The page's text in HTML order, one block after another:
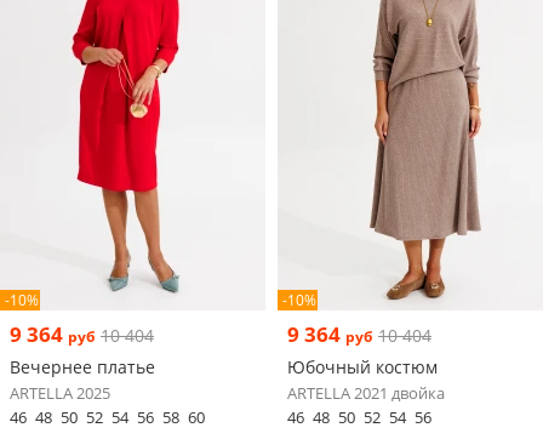
-10%
9 364 руб 10 404
Вечернее платье
ARTELLA 2025
46 48 50 52 54 56 58 60
-10%
9 364 руб 10 404
Юбочный костюм
ARTELLA 2021 двойка
46 48 50 52 54 56